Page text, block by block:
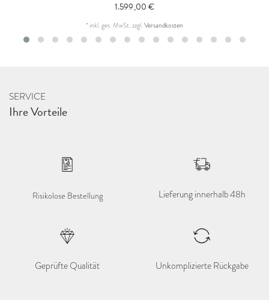
1.599,00 €
* inkl. ges. MwSt.zzgl.Versandkosten
SERVICE
Ihre Vorteile
Risikolose Bestellung Lieferung innerhalb 48h
Geprüfte Qualität Unkomplizierte Rückgabe